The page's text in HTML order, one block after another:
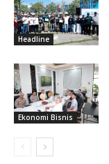
Headline
Ekonomi Bisnis